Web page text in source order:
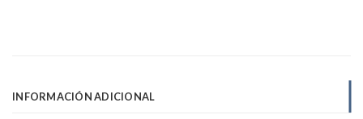
INFORMACIÓN ADICIONAL